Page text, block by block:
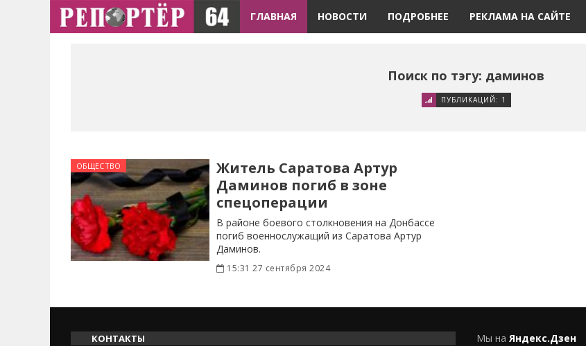
ГЛАВНАЯ НОВОСТИ ПОДРОБНЕЕ РЕКЛАМА НА САЙТЕ
Поиск по тэгу: даминов
ПУБЛИКАЦИЙ: 1
ОБЩЕСТВО
Житель Саратова Артур
Даминов погиб в зоне
спецоперации
В районе боевого столкновения на Донбассе
погиб военнослужащий из Саратова Артур
Даминов.
15:31 27 сентября 2024
КОНТАКТЫ Мы на Яндекс.Дзен